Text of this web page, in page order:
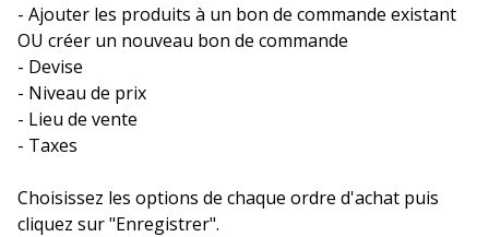
- Ajouter les produits à un bon de commande existant
OU créer un nouveau bon de commande
- Devise
- Niveau de prix
- Lieu de vente
- Taxes
Choisissez les options de chaque ordre d'achat puis
cliquez sur "Enregistrer".